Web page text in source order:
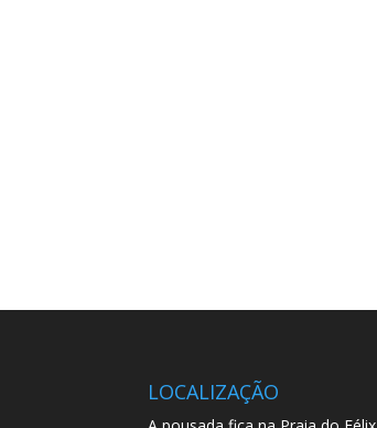
LOCALIZAÇÃO